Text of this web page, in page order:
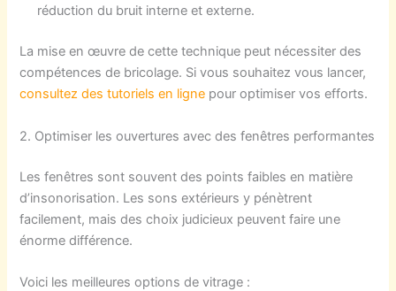
réduction du bruit interne et externe.
La mise en œuvre de cette technique peut nécessiter des
compétences de bricolage. Si vous souhaitez vous lancer,
consultez des tutoriels en ligne pour optimiser vos efforts.
2. Optimiser les ouvertures avec des fenêtres performantes
Les fenêtres sont souvent des points faibles en matière
d’insonorisation. Les sons extérieurs y pénètrent
facilement, mais des choix judicieux peuvent faire une
énorme différence.
Voici les meilleures options de vitrage :